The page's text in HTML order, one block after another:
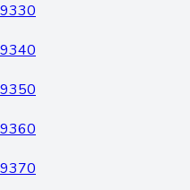
330
340
350
360
370